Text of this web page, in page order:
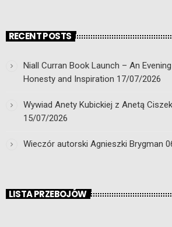
RECENT POSTS
Niall Curran Book Launch – An
Honesty and Inspiration 17/07/2026
Wywiad Anety Kubickiej z Anetą
15/07/2026
Wieczór autorski Agnieszki Brygman
LISTA PRZEBOJÓW